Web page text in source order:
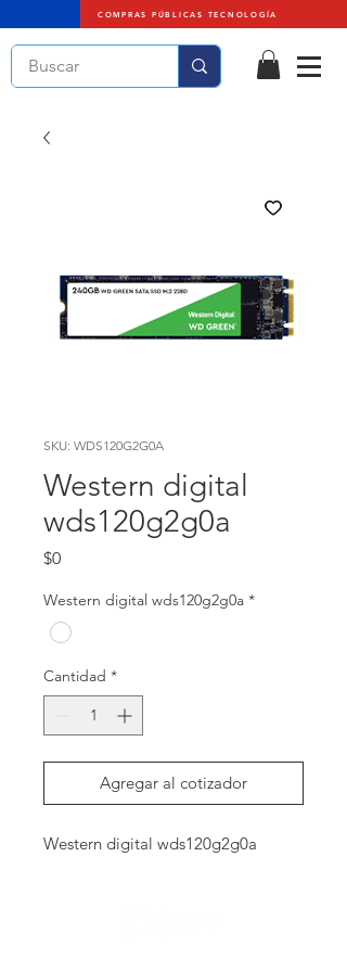
COMPRAS PÚBLICAS TECNOLOGÍA
SKU: WDS120G2G0A
Western digital
wds120g2g0a
$0Precio
Western digital wds120g2g0a *
Cantidad *
Agregar al cotizador
Western digital wds120g2g0a